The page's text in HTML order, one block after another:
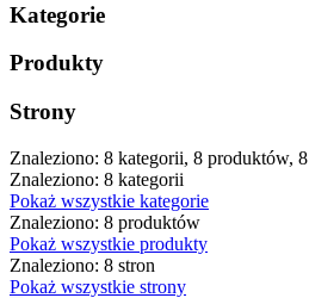
Kategorie
Produkty
Strony
Znaleziono: 8 kategorii, 8 produktów,
Znaleziono: 8 kategorii
Pokaż wszystkie kategorie
Znaleziono: 8 produktów
Pokaż wszystkie produkty
Znaleziono: 8 stron
Pokaż wszystkie strony